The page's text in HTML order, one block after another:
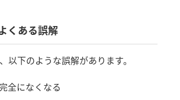
くある誤解
以下のような誤解があります。
全になくなる